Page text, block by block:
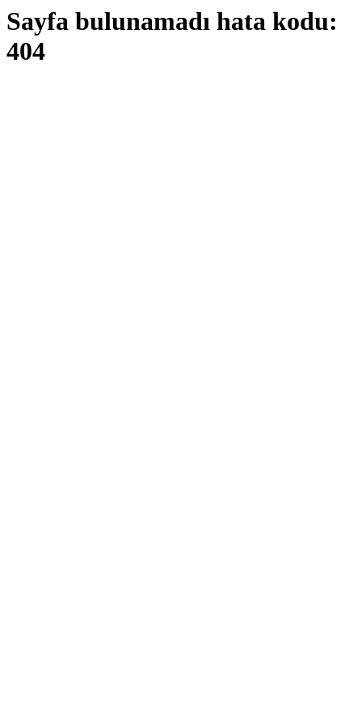
Sayfa bulunamadı hata kodu:
404